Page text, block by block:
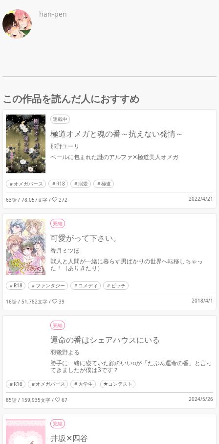
han-pen
この作品を読んだ人におすすめ
連載中
極道オメガと魂の番～抗えない発情～
那野ユーリ
ベールに包まれた謎のアルファ✕極道美人オメガ
オメガバース R18 溺愛 極道
63話 / 78,057文字 / 272 2022/4/21
完結
可愛がって下さい。
香月ミツほ
獣人と人間が一緒に暮らす男ばかりの世界へ転移しちゃっ
た！（ありきたり）
R18 ファンタジー コメディ ビッチ
16話 / 51,782文字 / 39 2018/4/1
完結
運命の番はシェアハウスにいる
羽鷺野よる
勝手に一緒に寝ていた顔のいいαが「たぶん運命の番」と言っ
てきましたが僕はβです？
R18 オメガバース 大学生 ★コンテスト
85話 / 159,935文字 / 67 2024/5/26
完結
井坂✕四谷